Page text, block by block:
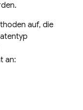
auf, die
an: